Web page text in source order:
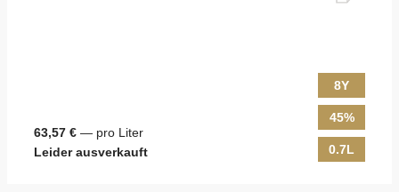
63,57 € — pro Liter
Leider ausverkauft
8Y
45%
0.7L